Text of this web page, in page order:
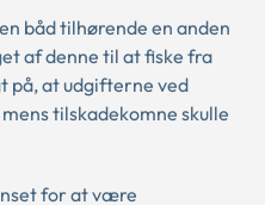
båd tilhørende en anden
af denne til at fiske fra
på, at udgifterne ved
tilskadekomne skulle
for at være